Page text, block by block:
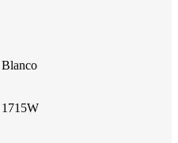
Blanco
1715W